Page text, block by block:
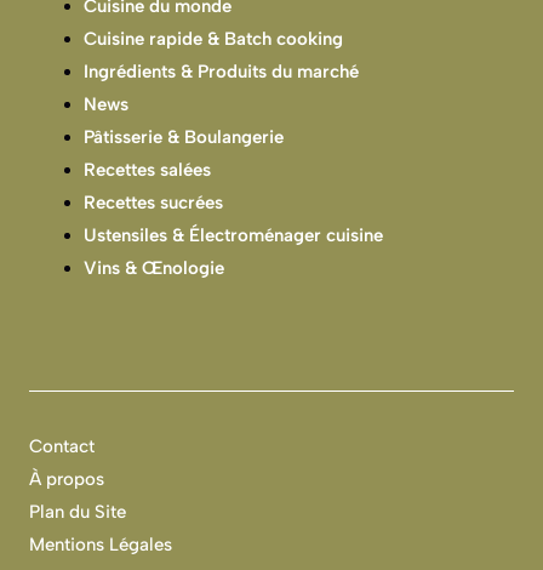
Cuisine du monde
Cuisine rapide & Batch cooking
Ingrédients & Produits du marché
News
Pâtisserie & Boulangerie
Recettes salées
Recettes sucrées
Ustensiles & Électroménager cuisine
Vins & Œnologie
Contact
À propos
Plan du Site
Mentions Légales